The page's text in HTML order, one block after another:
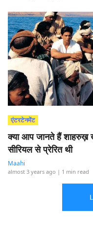
एंटरटेनमेंट
क्या आप जानते हैं शाहरुख़
सीरियल से प्रेरित थी
Maahi
almost 3 years ago | 1 min read